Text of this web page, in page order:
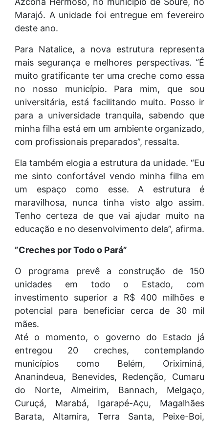
Marajó. A unidade foi entregue em fevereiro
deste ano.
Para Natalice, a nova estrutura representa
mais segurança e melhores perspectivas. “É
muito gratificante ter uma creche como essa
no nosso município. Para mim, que sou
universitária, está facilitando muito. Posso ir
para a universidade tranquila, sabendo que
minha filha está em um ambiente organizado,
com profissionais preparados”, ressalta.
Ela também elogia a estrutura da unidade. “Eu
me sinto confortável vendo minha filha em
um espaço como esse. A estrutura é
maravilhosa, nunca tinha visto algo assim.
Tenho certeza de que vai ajudar muito na
educação e no desenvolvimento dela”, afirma.
”Creches por Todo o Pará”
O programa prevê a construção de 150
unidades em todo o Estado, com
investimento superior a R$ 400 milhões e
potencial para beneficiar cerca de 30 mil
mães.
Até o momento, o governo do Estado já
entregou 20 creches, contemplando
municípios como Belém, Oriximiná,
Ananindeua, Benevides, Redenção, Cumaru
do Norte, Almeirim, Bannach, Melgaço,
Curuçá, Marabá, Igarapé-Açu, Magalhães
Barata, Altamira, Terra Santa, Peixe-Boi,